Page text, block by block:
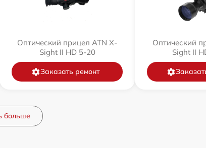
Оптический прицел ATN X-
Sight II HD 5-20
Заказать ремонт
Оптический
Sight II
больше